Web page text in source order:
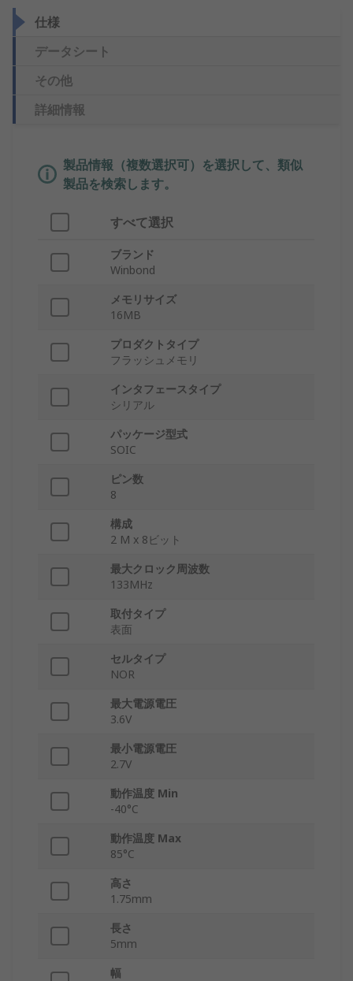
仕様
データシート
その他
詳細情報
製品情報（複数選択可）を選択して、類似
製品を検索します。
すべて選択
ブランド
Winbond
メモリサイズ
16MB
プロダクトタイプ
フラッシュメモリ
インタフェースタイプ
シリアル
パッケージ型式
SOIC
ピン数
8
構成
2 M x 8ビット
最大クロック周波数
133MHz
取付タイプ
表面
セルタイプ
NOR
最大電源電圧
3.6V
最小電源電圧
2.7V
動作温度 Min
-40°C
動作温度 Max
85°C
高さ
1.75mm
長さ
5mm
幅